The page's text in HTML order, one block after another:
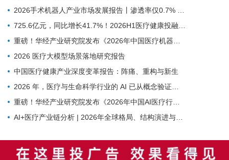
2026手术机器人产业市场发展报告丨渗透率仅0.7% ，为什么行业还是在讲未来可期？
725.6亿元，同比增长41.7%！2026H1医疗健康投融资趋势深度分析
重磅！华经产业研究院发布《2026年中国医疗机器人行业市场深度研究报告》
2026 医疗大模型场景落地研究报告
中国医疗健康产业深度变革报告：阵痛、重构与新生
2026 年，医疗与生命科学行业的 AI 已从概念验证进入规模化应用阶段——NVIDIA发布的2026 AI in Healthcare and Life Sciences报告
重磅！华经产业研究院发布《2026年中国AI医疗行业市场深度研究报告》
AI+医疗产业链分析 | 2026年全球格局、结构演进与未来趋势